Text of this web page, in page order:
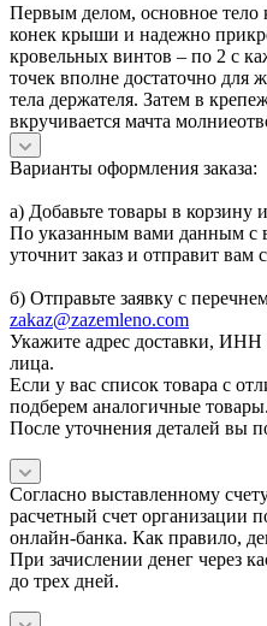
Первым делом, основное тело
конек крыши и надежно
кровельных винтов – по 2 с
точек вполне достаточно для
тела держателя. Затем в
вкручивается мачта
Варианты оформления заказа:
а) Добавьте товары в корзину
По указанным вами данным с
уточнит заказ и отправит вам
б) Отправьте заявку с
zakaz@zazemleno.com
Укажите адрес доставки,
лица.
Если у вас список товара с
подберем аналогичные товары.
После уточнения деталей вы
Согласно выставленному
расчетный счет организации
онлайн-банка. Как правило,
При зачислении денег через
до трех дней.